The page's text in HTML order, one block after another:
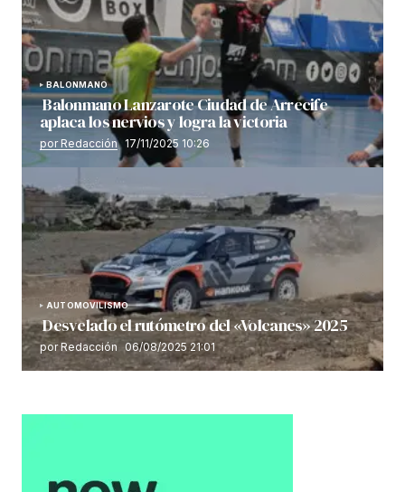
BALONMANO
Balonmano Lanzarote Ciudad de Arrecife
aplaca los nervios y logra la victoria
por Redacción 17/11/2025 10:26
AUTOMOVILISMO
Desvelado el rutómetro del «Volcanes» 2025
por Redacción 06/08/2025 21:01